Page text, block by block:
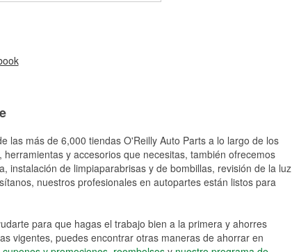
las más de 6,000 tiendas O'Reilly Auto Parts a lo largo de los
y accesorios que necesitas, también ofrecemos
instalación de limpiaparabrisas y de bombillas, revisión de la luz
nuestros profesionales en autopartes están listos para
para que hagas el trabajo bien a la primera y ahorres
vigentes, puedes encontrar otras maneras de ahorrar en